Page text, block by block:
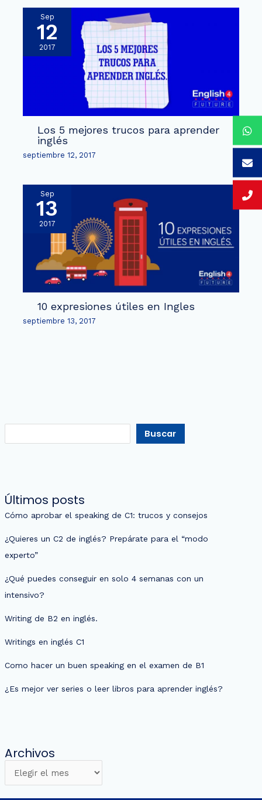
Sep
12
2017
Los 5 mejores trucos para aprender
inglés
septiembre 12, 2017
Sep
13
2017
10 expresiones útiles en Ingles
septiembre 13, 2017
Buscar
Últimos posts
Cómo aprobar el speaking de C1: trucos y consejos
¿Quieres un C2 de inglés? Prepárate para el “modo
experto”
¿Qué puedes conseguir en solo 4 semanas con un
intensivo?
Writing de B2 en inglés.
Writings en inglés C1
Como hacer un buen speaking en el examen de B1
¿Es mejor ver series o leer libros para aprender inglés?
Archivos